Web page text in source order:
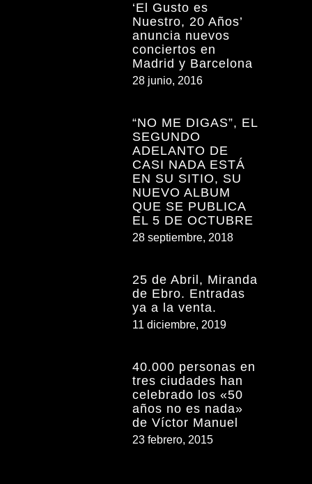
‘El Gusto es
Nuestro, 20 Años’
anuncia nuevos
conciertos en
Madrid y Barcelona
28 junio, 2016
“NO ME DIGAS”, EL
SEGUNDO
ADELANTO DE
CASI NADA ESTÁ
EN SU SITIO, SU
NUEVO ALBUM
QUE SE PUBLICA
EL 5 DE OCTUBRE
28 septiembre, 2018
25 de Abril, Miranda
de Ebro. Entradas
ya a la venta.
11 diciembre, 2019
40.000 personas en
tres ciudades han
celebrado los «50
años no es nada»
de Víctor Manuel
23 febrero, 2015